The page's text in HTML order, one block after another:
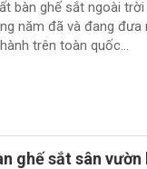
bàn ghế sắt ngoài
năm đã và đang
trên toàn quốc...
ghế sắt sân vườn